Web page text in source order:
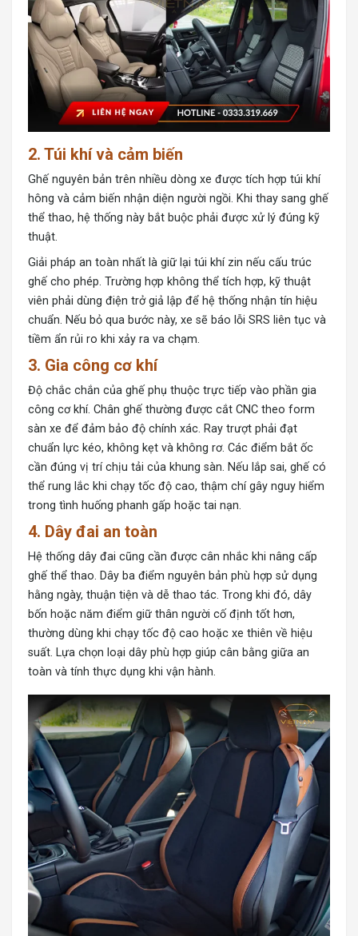
2. Túi khí và cảm biến
Ghế nguyên bản trên nhiều dòng xe được tích hợp túi khí
hông và cảm biến nhận diện người ngồi. Khi thay sang ghế
thể thao, hệ thống này bắt buộc phải được xử lý đúng kỹ
thuật.
Giải pháp an toàn nhất là giữ lại túi khí zin nếu cấu trúc
ghế cho phép. Trường hợp không thể tích hợp, kỹ thuật
viên phải dùng điện trở giả lập để hệ thống nhận tín hiệu
chuẩn. Nếu bỏ qua bước này, xe sẽ báo lỗi SRS liên tục và
tiềm ẩn rủi ro khi xảy ra va chạm.
3. Gia công cơ khí
Độ chắc chắn của ghế phụ thuộc trực tiếp vào phần gia
công cơ khí. Chân ghế thường được cắt CNC theo form
sàn xe để đảm bảo độ chính xác. Ray trượt phải đạt
chuẩn lực kéo, không kẹt và không rơ. Các điểm bắt ốc
cần đúng vị trí chịu tải của khung sàn. Nếu lắp sai, ghế có
thể rung lắc khi chạy tốc độ cao, thậm chí gây nguy hiểm
trong tình huống phanh gấp hoặc tai nạn.
4. Dây đai an toàn
Hệ thống dây đai cũng cần được cân nhắc khi nâng cấp
ghế thể thao. Dây ba điểm nguyên bản phù hợp sử dụng
hằng ngày, thuận tiện và dễ thao tác. Trong khi đó, dây
bốn hoặc năm điểm giữ thân người cố định tốt hơn,
thường dùng khi chạy tốc độ cao hoặc xe thiên về hiệu
suất. Lựa chọn loại dây phù hợp giúp cân bằng giữa an
toàn và tính thực dụng khi vận hành.